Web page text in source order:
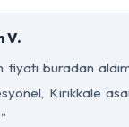
V.
fiyatı buradan
Kırıkkale